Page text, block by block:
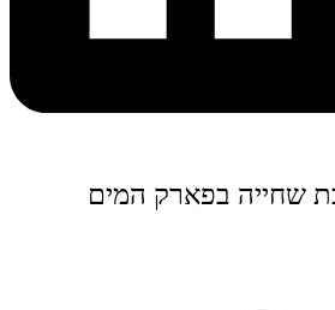
שחייה בפארק המים